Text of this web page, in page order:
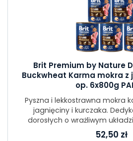
Brit Premium by Nature
Buckwheat Karma mokra z
op. 6x800g
Pyszna i lekkostrawna mokra
jagnięciny i kurczaka.
dorosłych o wrażliwym
52,50 zł